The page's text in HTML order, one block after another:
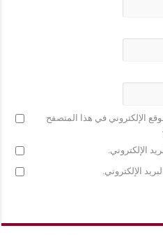
الإلكتروني في هذا المتصفح
الإلكتروني.
الإلكتروني.